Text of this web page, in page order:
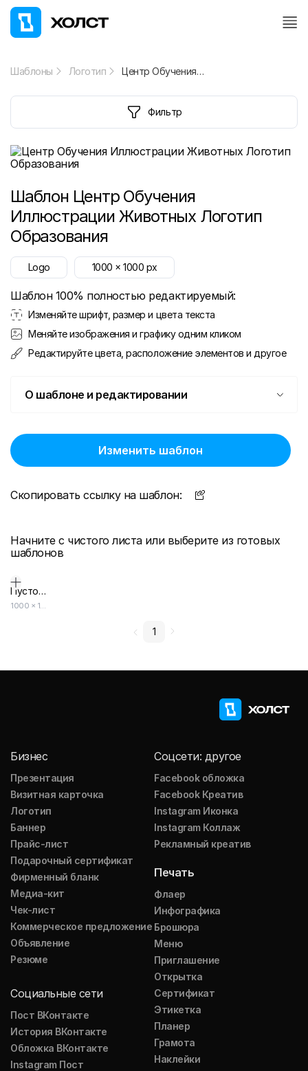
Шаблоны Логотип Центр Обучения Иллюстрации Животных Логотип Образования
Фильтр
Шаблон Центр Обучения
Иллюстрации Животных Логотип
Образования
Logo 1000 x1000 px
Шаблон 100% полностью редактируемый:
Изменяйте шрифт, размер и цвета текста
Меняйте изображения и графику одним кликом
Редактируйте цвета, расположение элементов и другое
О шаблоне и редактировании
Изменить шаблон
Скопировать ссылку на шаблон:
Начните с чистого листа или выберите из готовых
шаблонов
Пустой дизайн-макет
1000 × 1000
1
Бизнес
Презентация
Визитная карточка
Логотип
Баннер
Прайс-лист
Подарочный сертификат
Фирменный бланк
Медиа-кит
Чек-лист
Коммерческое предложение
Объявление
Резюме
Социальные сети
Пост ВКонтакте
История ВКонтакте
Обложка ВКонтакте
Instagram Пост
Соцсети: другое
Facebook обложка
Facebook Креатив
Instagram Иконка
Instagram Коллаж
Рекламный креатив
Печать
Флаер
Инфографика
Брошюра
Меню
Приглашение
Открытка
Сертификат
Этикетка
Планер
Грамота
Наклейки